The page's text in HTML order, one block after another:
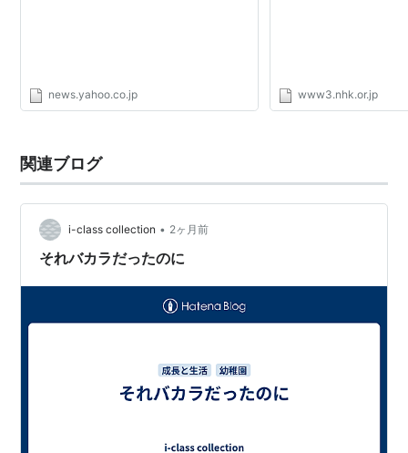
news.yahoo.co.jp www3.nhk.or.jp
関連ブログ
i-class collection • 2ヶ月前
それバカラだったのに